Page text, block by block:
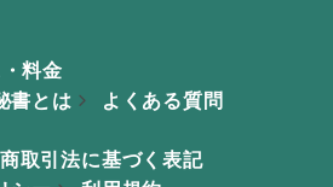
料金
書とは
よくある質問
取引法に基づく表記